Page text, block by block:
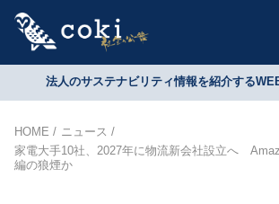
法人のサステナビリティ情報を紹介する
HOME
ニュース
家電大手10社、2027年に物流新会社設立へ
編の狼煙か